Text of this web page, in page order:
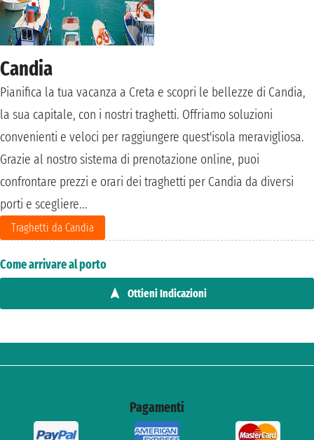
Candia
Pianifica la tua vacanza a Creta e scopri le bellezze di Candia,
la sua capitale, con i nostri traghetti. Offriamo soluzioni
convenienti e veloci per raggiungere quest'isola meravigliosa.
Grazie al nostro sistema di prenotazione online, puoi
confrontare prezzi e orari dei traghetti per Candia da diversi
porti e scegliere...
Traghetti da Candia
Come arrivare al porto
Ottieni Indicazioni
Pagamenti